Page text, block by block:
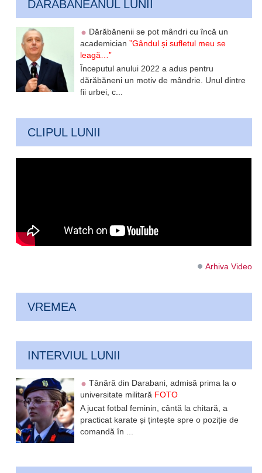
DARABANEANUL LUNII
Dărăbănenii se pot mândri cu încă un
academician”Gândul și sufletul meu se
leagă…”
Începutul anului 2022 a adus pentru
dărăbăneni un motiv de mândrie. Unul dintre
fii urbei, c...
CLIPUL LUNII
Arhiva Video
VREMEA
INTERVIUL LUNII
Tânără din Darabani, admisă prima la o
universitate militară FOTO
A jucat fotbal feminin, cântă la chitară, a
practicat karate și țintește spre o poziție de
comandă în ...